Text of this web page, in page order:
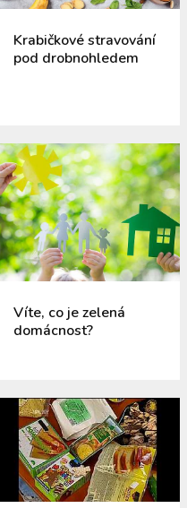
Krabičkové stravování
pod drobnohledem
Víte, co je zelená
domácnost?